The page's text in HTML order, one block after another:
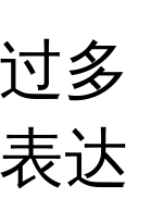
多
达